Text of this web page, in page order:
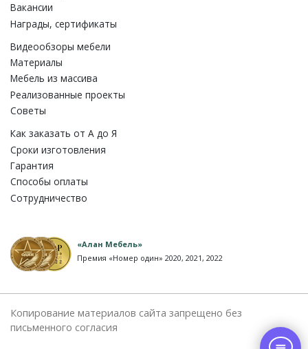
Вакансии
Награды, сертификаты
Видеообзоры мебели
Материалы
Мебель из массива
Реализованные проекты
Советы
Как заказать от A до Я
Сроки изготовления
Гарантия
Способы оплаты
Сотрудничество
«Алан Мебель»
Премия «Номер один» 2020, 2021, 2022
Копирование материалов сайта запрещено без
письменного согласия